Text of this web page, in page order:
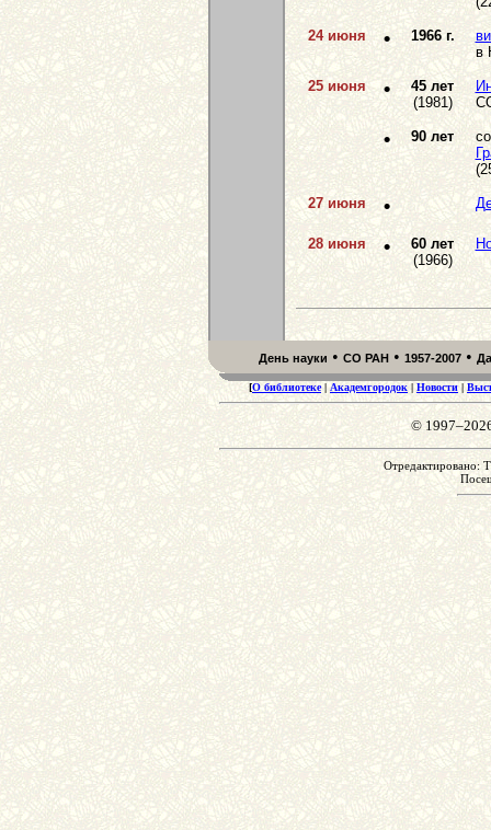
24 июня • 1966 г.
в
25 июня •
45 лет
(1981)
• 90 лет
27 июня •
28 июня •
60 лет
(1966)
День науки • СО РАН • 1957-2007 •
[О библиотеке| Академгородок | Новости |
©
Отредактировано: